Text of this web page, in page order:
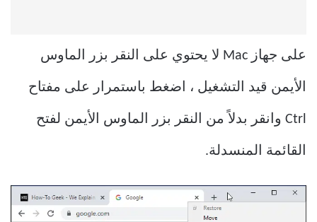
على جهاز Mac لا يحتوي على النقر بزر الماوس
الأيمن قيد التشغيل ، اضغط باستمرار على مفتاح
Ctrl وانقر بدلاً من النقر بزر الماوس الأيمن لفتح
القائمة المنسدلة.